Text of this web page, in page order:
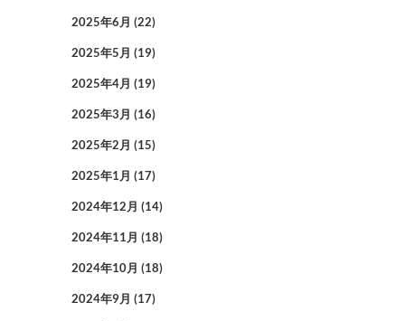
2025年6月 (22)
2025年5月 (19)
2025年4月 (19)
2025年3月 (16)
2025年2月 (15)
2025年1月 (17)
2024年12月 (14)
2024年11月 (18)
2024年10月 (18)
2024年9月 (17)